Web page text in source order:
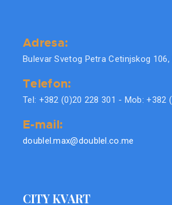
Adresa:
Bulevar Svetog Petra Cetinjskog
Telefon:
Tel: +382 (0)20 228 301 - Mob: +382
E-mail:
doublel.max@doublel.co.me
CITY KVART